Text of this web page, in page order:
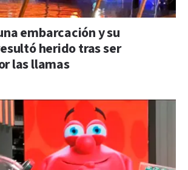
embarcación y su
herido tras ser
las llamas